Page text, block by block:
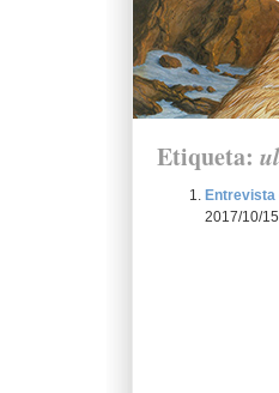
Etiqueta:
Entrevista
2017/10/